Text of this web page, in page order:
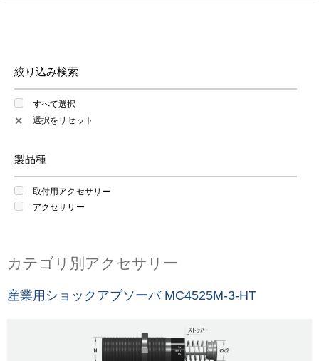
絞り込み検索
すべて選択
✕ 選択をリセット
製品種
取付用アクセサリー
アクセサリー
カテゴリ別アクセサリー
産業用ショックアブソーバ MC4525M-3-HT